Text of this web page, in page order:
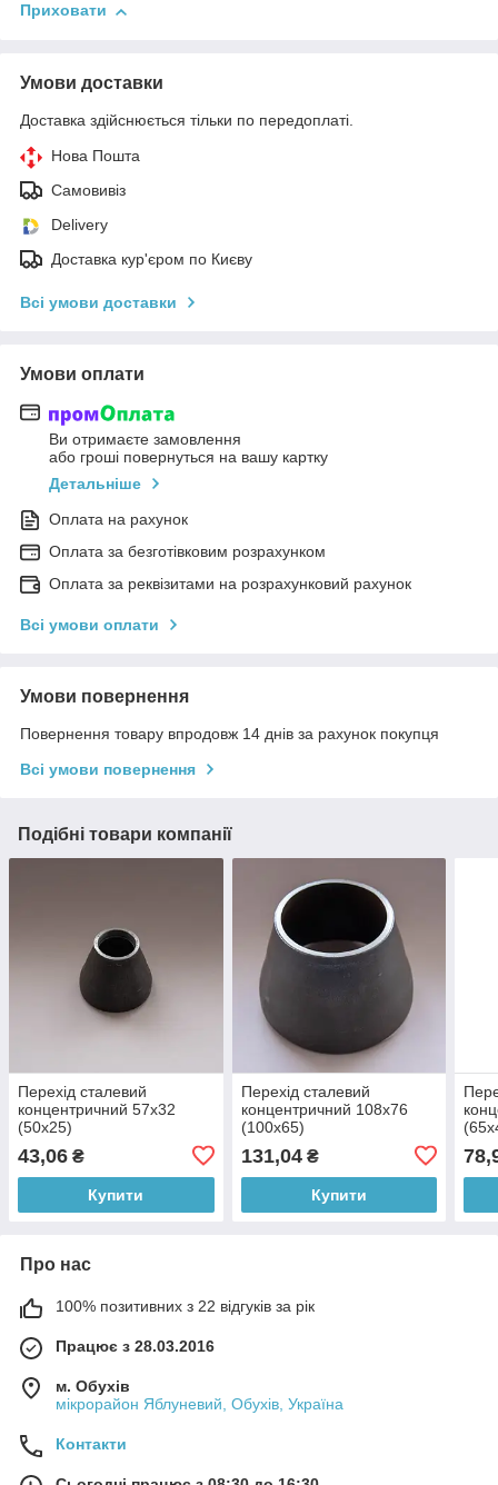
Приховати
Умови доставки
Доставка здійснюється тільки по передоплаті.
Нова Пошта
Самовивіз
Delivery
Доставка кур'єром по Києву
Всі умови доставки
Умови оплати
Ви отримаєте замовлення
або гроші повернуться на вашу картку
Детальніше
Оплата на рахунок
Оплата за безготівковим розрахунком
Оплата за реквізитами на розрахунковий рахунок
Всі умови оплати
Умови повернення
Повернення товару впродовж 14 днів за рахунок покупця
Всі умови повернення
Подібні товари компанії
Перехід сталевий
концентричний 57х32
(50х25)
43,06 ₴
Купити
Перехід сталевий
концентричний 108х76
(100х65)
131,04₴
Купити
Про нас
100% позитивних з 22 відгуків за рік
Працює з 28.03.2016
м. Обухів
мікрорайон Яблуневий, Обухів, Україна
Контакти